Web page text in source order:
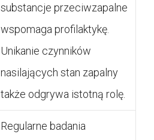
substancje przeciwzapalne
wspomaga profilaktykę.
Unikanie czynników
nasilających stan zapalny
także odgrywa istotną rolę.
Regularne badania